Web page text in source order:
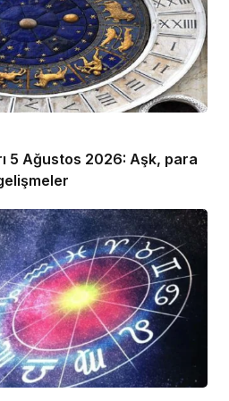
5 Ağustos 2026: Aşk, para